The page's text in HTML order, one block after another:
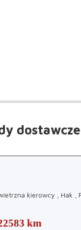
dostawcze
kierowcy , Hak ,
km